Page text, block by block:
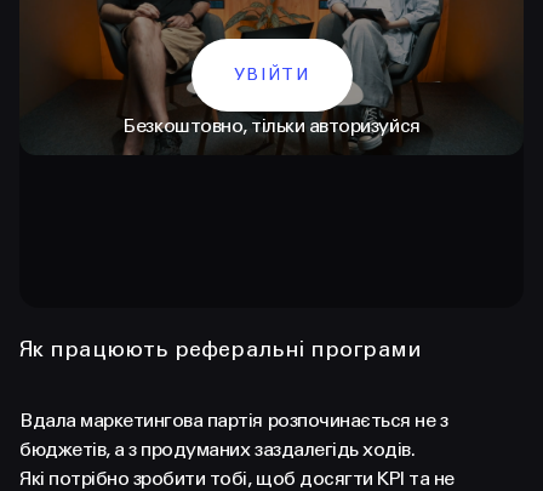
+38 097 015 92 72
hello@prjctr.com
УВІЙТИ
Безкоштовно, тільки авторизуйся
Як працюють реферальні програми
Вдала маркетингова партія розпочинається не з
бюджетів, а з продуманих заздалегідь ходів.
Які потрібно зробити тобі, щоб досягти KPI та не